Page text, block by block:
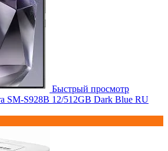
Быстрый просмотр
SM-S928B 12/512GB Dark Blue RU